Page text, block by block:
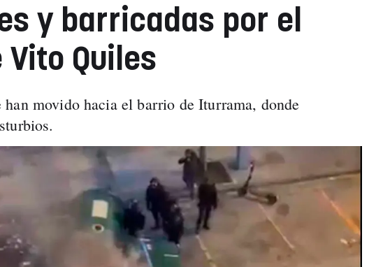
y barricadas por el
Vito Quiles
movido hacia el barrio de Iturrama, donde